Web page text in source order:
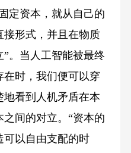
定资本，就从自己的
形式，并且在物质
。当人工智能被最终
时，我们便可以穿
看到人机矛盾在本
间的对立。“资本的
可以自由支配的时